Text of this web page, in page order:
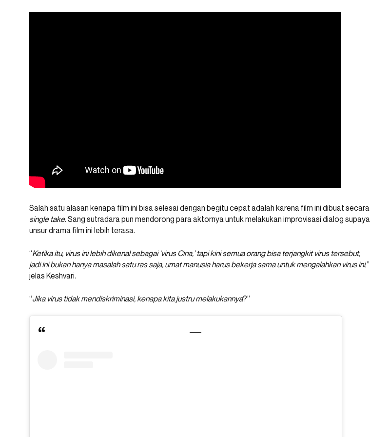
Salah satu alasan kenapa film ini bisa selesai dengan begitu cepat adalah karena film ini dibuat secara
single take. Sang sutradara pun mendorong para aktornya untuk melakukan improvisasi dialog supaya
unsur drama film ini lebih terasa.
“Ketika itu, virus ini lebih dikenal sebagai ‘virus Cina,’ tapi kini semua orang bisa terjangkit virus tersebut,
jadi ini bukan hanya masalah satu ras saja, umat manusia harus bekerja sama untuk mengalahkan virus ini,”
jelas Keshvari.
“Jika virus tidak mendiskriminasi, kenapa kita justru melakukannya?”